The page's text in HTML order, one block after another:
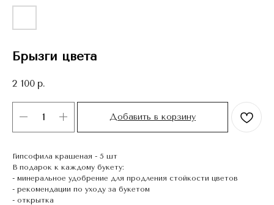
Брызги цвета
2 100 р.
Добавить в корзину
Гипсофила крашеная - 5 шт
В подарок к каждому букету:
- минеральное удобрение для продления стойкости цветов
- рекомендации по уходу за букетом
- открытка